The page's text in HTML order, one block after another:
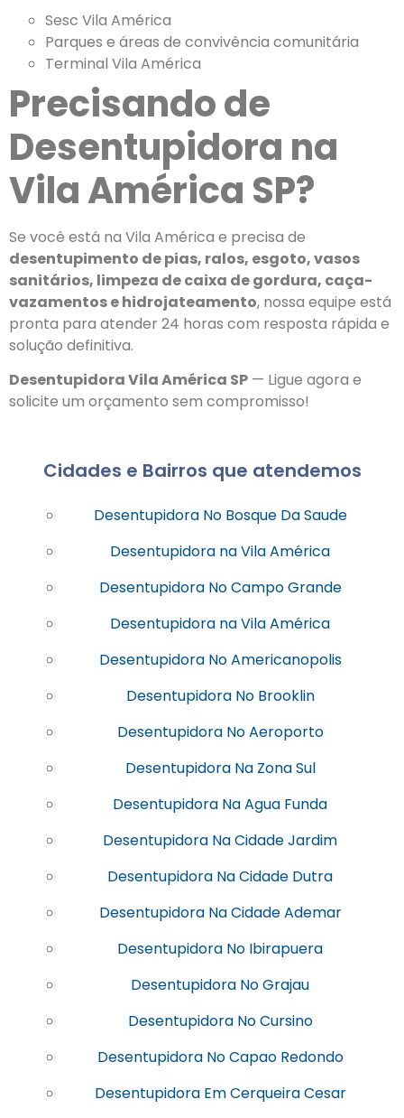
Sesc Vila América
Parques e áreas de convivência comunitária
Terminal Vila América
Precisando de
Desentupidora na
Vila América SP?
Se você está na Vila América e precisa de
desentupimento de pias, ralos, esgoto, vasos
sanitários, limpeza de caixa de gordura, caça-
vazamentos e hidrojateamento, nossa equipe está
pronta para atender 24 horas com resposta rápida e
solução definitiva.
Desentupidora Vila América SP — Ligue agora e
solicite um orçamento sem compromisso!
Cidades e Bairros que atendemos
Desentupidora No Bosque Da Saude
Desentupidora na Vila América
Desentupidora No Campo Grande
Desentupidora na Vila América
Desentupidora No Americanopolis
Desentupidora No Brooklin
Desentupidora No Aeroporto
Desentupidora Na Zona Sul
Desentupidora Na Agua Funda
Desentupidora Na Cidade Jardim
Desentupidora Na Cidade Dutra
Desentupidora Na Cidade Ademar
Desentupidora No Ibirapuera
Desentupidora No Grajau
Desentupidora No Cursino
Desentupidora No Capao Redondo
Desentupidora Em Cerqueira Cesar